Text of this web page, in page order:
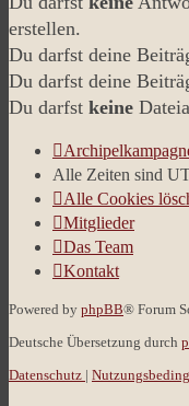
erstellen.
Du darfst deine
Du darfst deine
Du darfst keine
Alle Zeiten sind
Alle Cookies
Mitglieder
Das Team
Kontakt
Powered by phpBB® Forum
Deutsche Übersetzung durch
Datenschutz |